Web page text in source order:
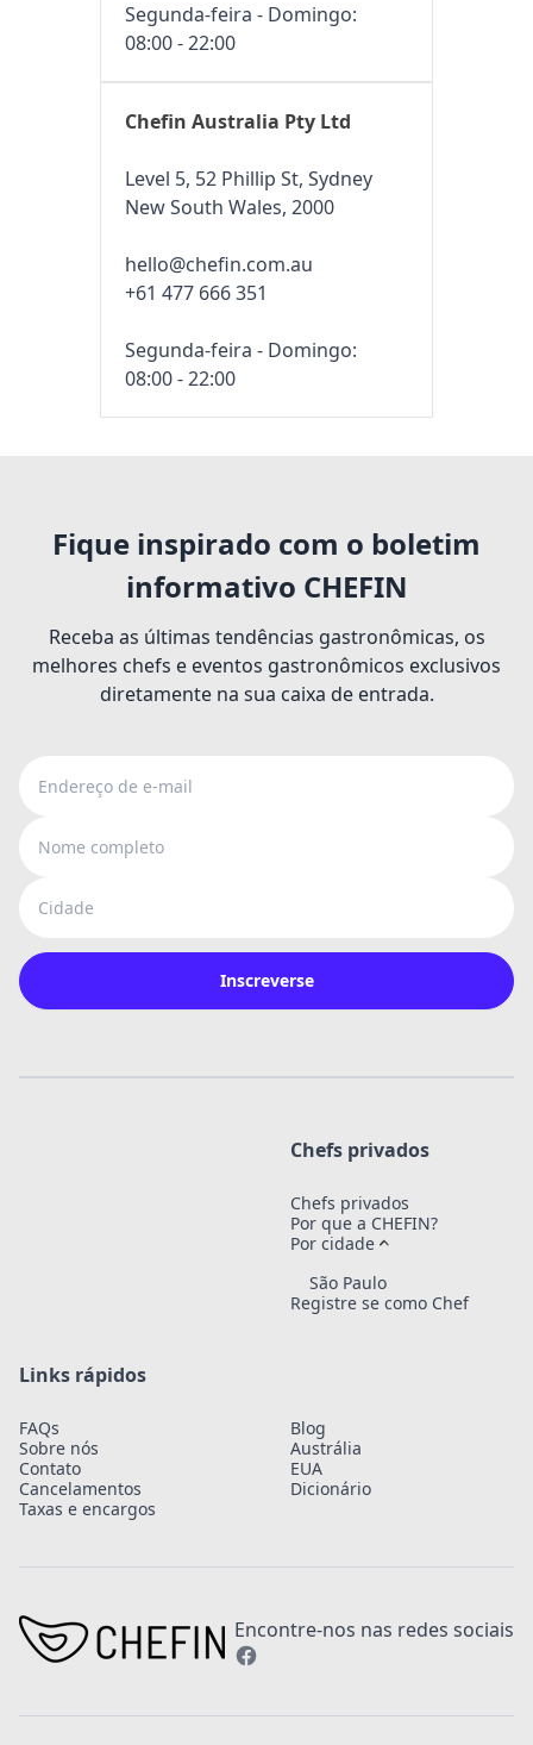
Segunda-feira - Domingo:
08:00 - 22:00
Chefin Australia Pty Ltd
Level 5, 52 Phillip St, Sydney
New South Wales, 2000
hello@chefin.com.au
+61 477 666 351
Segunda-feira - Domingo:
08:00 - 22:00
Fique inspirado com o boletim
informativo CHEFIN
Receba as últimas tendências gastronômicas, os
melhores chefs e eventos gastronômicos exclusivos
diretamente na sua caixa de entrada.
Inscreverse
Chefs privados
Chefs privados
Por que a CHEFIN?
Por cidade
São Paulo
Registre se como Chef
Links rápidos
FAQs
Sobre nós
Contato
Cancelamentos
Taxas e encargos
Blog
Austrália
EUA
Dicionário
Encontre-nos nas redes sociais